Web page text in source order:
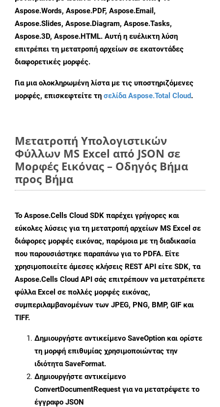
Aspose.Words, Aspose.PDF, Aspose.Email,
Aspose.Slides, Aspose.Diagram, Aspose.Tasks,
Aspose.3D, Aspose.HTML. Αυτή η ευέλικτη λύση
επιτρέπει τη μετατροπή αρχείων σε εκατοντάδες
διαφορετικές μορφές.
Για μια ολοκληρωμένη λίστα με τις υποστηριζόμενες
μορφές, επισκεφτείτε τη σελίδα Aspose.Total Cloud.
Μετατροπή Υπολογιστικών
Φύλλων MS Excel από JSON σε
Μορφές Εικόνας – Οδηγός Βήμα
προς Βήμα
Το Aspose.Cells Cloud SDK παρέχει γρήγορες και
εύκολες λύσεις για τη μετατροπή αρχείων MS Excel σε
διάφορες μορφές εικόνας, παρόμοια με τη διαδικασία
που παρουσιάστηκε παραπάνω για το PDFA. Είτε
χρησιμοποιείτε άμεσες κλήσεις REST API είτε SDK, τα
Aspose.Cells Cloud API σάς επιτρέπουν να μετατρέπετε
φύλλα Excel σε πολλές μορφές εικόνας,
συμπεριλαμβανομένων των JPEG, PNG, BMP, GIF και
TIFF.
Δημιουργήστε αντικείμενο SaveOption και ορίστε
τη μορφή επιθυμίας χρησιμοποιώντας την
ιδιότηταSaveFormat.
Δημιουργήστε αντικείμενο
ConvertDocumentRequest για να μετατρέψετε το
έγγραφο JSON